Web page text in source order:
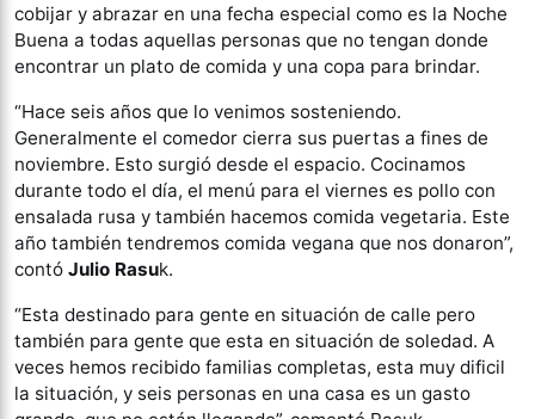
cobijar y abrazar en una fecha especial como es la Noche
Buena a todas aquellas personas que no tengan donde
encontrar un plato de comida y una copa para brindar.
“Hace seis años que lo venimos sosteniendo.
Generalmente el comedor cierra sus puertas a fines de
noviembre. Esto surgió desde el espacio. Cocinamos
durante todo el día, el menú para el viernes es pollo con
ensalada rusa y también hacemos comida vegetaria. Este
año también tendremos comida vegana que nos donaron”,
contó Julio Rasuk.
“Esta destinado para gente en situación de calle pero
también para gente que esta en situación de soledad. A
veces hemos recibido familias completas, esta muy dificil
la situación, y seis personas en una casa es un gasto